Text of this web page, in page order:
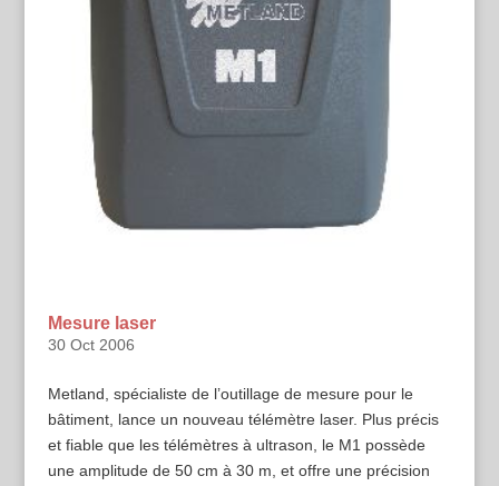
Mesure laser
30 Oct 2006
Metland, spécialiste de l’outillage de mesure pour le
bâtiment, lance un nouveau télémètre laser. Plus précis
et fiable que les télémètres à ultrason, le M1 possède
une amplitude de 50 cm à 30 m, et offre une précision